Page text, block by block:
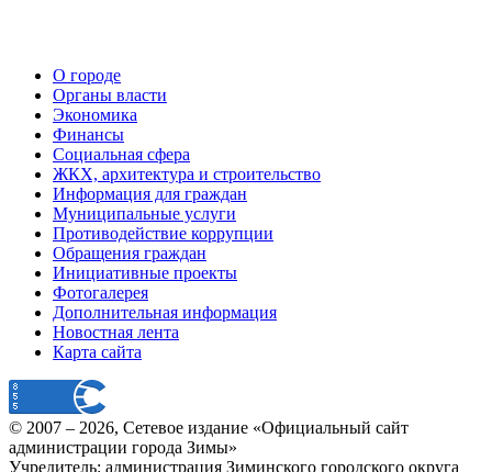
О городе
Органы власти
Экономика
Финансы
Социальная сфера
ЖКХ, архитектура и строительство
Информация для граждан
Муниципальные услуги
Противодействие коррупции
Обращения граждан
Инициативные проекты
Фотогалерея
Дополнительная информация
Новостная лента
Карта сайта
© 2007 – 2026, Сетевое издание «Официальный сайт
администрации города Зимы»
Учредитель: администрация Зиминского городского округа